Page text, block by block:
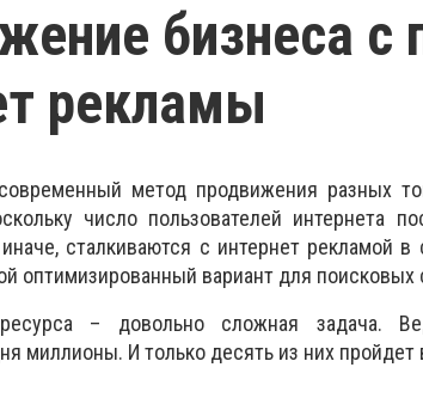
бизнеса
рекламы
метод продвижения разных
число пользователей интернета
сталкиваются с интернет рекламой
оптимизированный вариант для поисковых
– довольно сложная задача.
миллионы. И только десять из них